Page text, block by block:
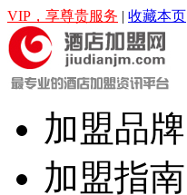
VIP，享尊贵服务 | 收藏本页
加盟品牌
加盟指南